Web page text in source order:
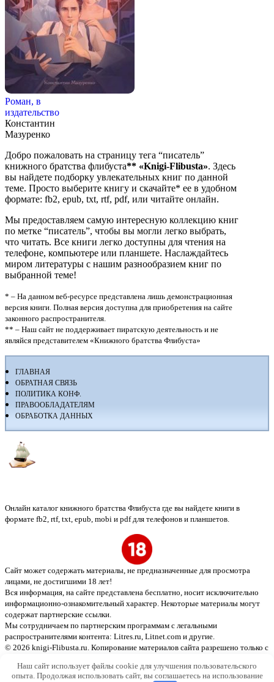
Роман, в
издательство
Константин
Мазуренко
Добро пожаловать на страницу тега “писатель”
книжного братства флибуста** «Knigi-Flibusta». Здесь
вы найдете подборку увлекательных книг по данной
теме. Просто выберите книгу и скачайте* ее в удобном
формате: fb2, epub, txt, rtf, pdf, или читайте онлайн.
Мы предоставляем самую интересную коллекцию книг
по метке “писатель”, чтобы вы могли легко выбрать,
что читать. Все книги легко доступны для чтения на
телефоне, компьютере или планшете. Наслаждайтесь
миром литературы с нашим разнообразием книг по
выбранной теме!
* – На данном веб-ресурсе представлена лишь демонстрационная
версия книги. Полная версия доступна для приобретения на сайте
законного распространителя.
** – Наш сайт не поддерживает пиратскую деятельность и не
являйся представителем «Книжного братства Флибуста»
ГЛАВНАЯ
ОБРАТНАЯ СВЯЗЬ
ПОЛИТИКА КОНФ.
ПРАВООБЛАДАТЕЛЯМ
ОБРАБОТКА ДАННЫХ
Онлайн каталог книжного братства Флибуста где вы найдете книги в
формате fb2, rtf, txt, epub, mobi и pdf для телефонов и планшетов.
Сайт может содержать материалы, не предназначенные для просмотра
лицами, не достигшими 18 лет!
Вся информация, на сайте представлена бесплатно, носит исключительно
информационно-ознакомительный характер. Некоторые материалы могут
содержат партнерские ссылки.
Мы сотрудничаем по партнерским программам с легальными
распространителями контента: Litres.ru, Litnet.com и другие.
© 2026 knigi-Flibusta.ru. Копирование материалов сайта разрешено только с
Наш сайт использует файлы cookie для улучшения пользовательского
опыта. Продолжая использовать сайт, вы соглашаетесь на использование